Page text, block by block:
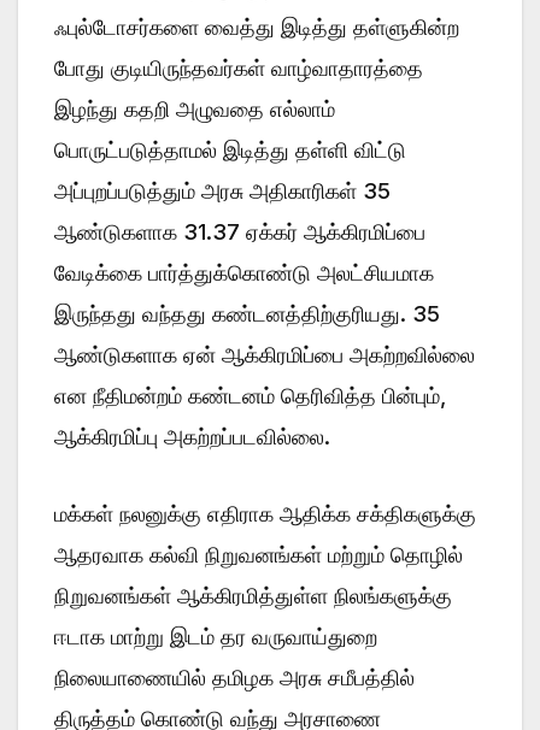
ஃபுல்டோசர்களை வைத்து இடித்து தள்ளுகின்ற
போது குடியிருந்தவர்கள் வாழ்வாதாரத்தை
இழந்து கதறி அழுவதை எல்லாம்
பொருட்படுத்தாமல் இடித்து தள்ளி விட்டு
அப்புறப்படுத்தும் அரசு அதிகாரிகள் 35
ஆண்டுகளாக 31.37 ஏக்கர் ஆக்கிரமிப்பை
வேடிக்கை பார்த்துக்கொண்டு அலட்சியமாக
இருந்தது வந்தது கண்டனத்திற்குரியது. 35
ஆண்டுகளாக ஏன் ஆக்கிரமிப்பை அகற்றவில்லை
என நீதிமன்றம் கண்டனம் தெரிவித்த பின்பும்,
ஆக்கிரமிப்பு அகற்றப்படவில்லை.
மக்கள் நலனுக்கு எதிராக ஆதிக்க சக்திகளுக்கு
ஆதரவாக கல்வி நிறுவனங்கள் மற்றும் தொழில்
நிறுவனங்கள் ஆக்கிரமித்துள்ள நிலங்களுக்கு
ஈடாக மாற்று இடம் தர வருவாய்துறை
நிலையாணையில் தமிழக அரசு சமீபத்தில்
திருத்தம் கொண்டு வந்து அரசாணை